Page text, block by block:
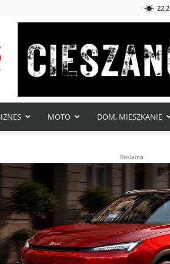
22.2
MOTO DOM, MIESZKANIE
Reklama